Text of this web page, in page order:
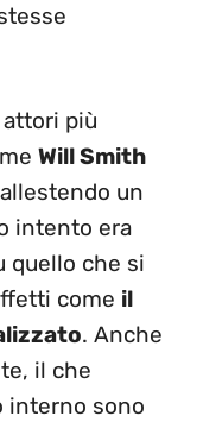
più
Will Smith
un
intento era
quello che si
come il
. Anche
il che
interno sono